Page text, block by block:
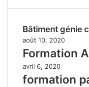
Bâtiment génie
août 10, 2020
Formation
avril 6, 2020
formation